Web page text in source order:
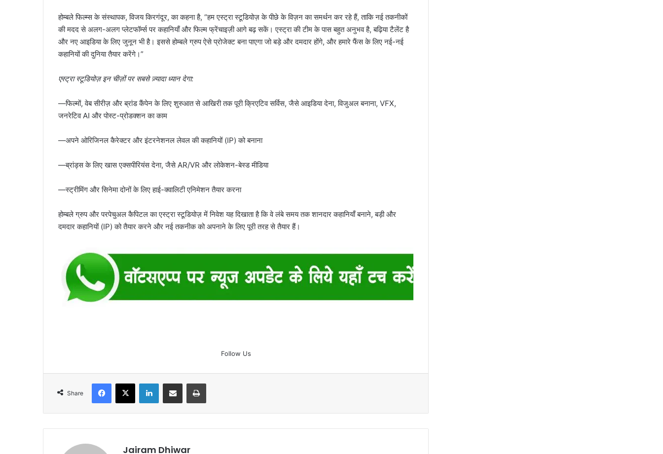
होम्बले फिल्म्स के संस्थापक, विजय किरगंदूर, का कहना है, “हम एस्ट्रा स्टूडियोज़ के पीछे के विज़न का समर्थन कर रहे हैं, ताकि नई तकनीकों
की मदद से अलग-अलग प्लेटफॉर्म्स पर कहानियाँ और फिल्म फ्रेंचाइज़ी आगे बढ़ सकें। एस्ट्रा की टीम के पास बहुत अनुभव है, बढ़िया टैलेंट है
और नए आइडिया के लिए जुनून भी है। इससे होम्बले ग्रुप ऐसे प्रोजेक्ट बना पाएगा जो बड़े और दमदार होंगे, और हमारे फैंस के लिए नई-नई
कहानियों की दुनिया तैयार करेंगे।”
एस्ट्रा स्टूडियोज़ इन चीज़ों पर सबसे ज़्यादा ध्यान देगा:
—फिल्मों, वेब सीरीज़ और ब्रांड कैंपेन के लिए शुरुआत से आखिरी तक पूरी क्रिएटिव सर्विस, जैसे आइडिया देना, विजुअल बनाना, VFX,
जनरेटिव AI और पोस्ट-प्रोडक्शन का काम
—अपने ओरिजिनल कैरेक्टर और इंटरनेशनल लेवल की कहानियों (IP) को बनाना
—ब्रांड्स के लिए खास एक्सपीरियंस देना, जैसे AR/VR और लोकेशन-बेस्ड मीडिया
—स्ट्रीमिंग और सिनेमा दोनों के लिए हाई-क्वालिटी एनिमेशन तैयार करना
होम्बले ग्रुप और परपेचुअल कैपिटल का एस्ट्रा स्टूडियोज़ में निवेश यह दिखाता है कि वे लंबे समय तक शानदार कहानियाँ बनाने, बड़ी और
दमदार कहानियों (IP) को तैयार करने और नई तकनीक को अपनाने के लिए पूरी तरह से तैयार हैं।
Follow Us
Share
Facebook
X LinkedInShare via Email Print
Jairam Dhiwar